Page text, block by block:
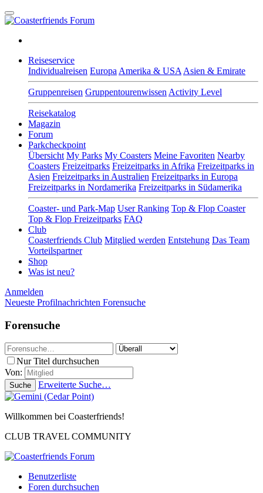
Reiseservice
Individualreisen Europa Amerika & USA Asien & Emirate
Gruppenreisen Gruppentourenwissen Activity Level
Reisekatalog
Magazin
Forum
Parkcheckpoint
Übersicht My Parks My Coasters Meine Favoriten Nearby
Coasters Freizeitparks Freizeitparks in Afrika Freizeitparks in
Asien Freizeitparks in Australien Freizeitparks in Europa
Freizeitparks in Nordamerika Freizeitparks in Südamerika
Coaster- und Park-Map User Ranking Top & Flop Coaster
Top & Flop Freizeitparks FAQ
Club
Coasterfriends Club Mitglied werden Entstehung Das Team
Vorteilspartner
Shop
Was ist neu?
Anmelden
Neueste Profilnachrichten Forensuche
Forensuche
Nur Titel durchsuchen
Von:
Suche Erweiterte Suche…
Willkommen bei Coasterfriends!
CLUB TRAVEL COMMUNITY
Benutzerliste
Foren durchsuchen